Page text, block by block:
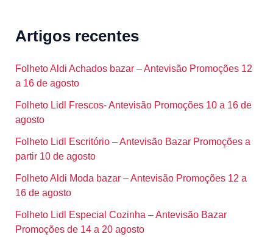
Artigos recentes
Folheto Aldi Achados bazar – Antevisão Promoções 12
a 16 de agosto
Folheto Lidl Frescos- Antevisão Promoções 10 a 16 de
agosto
Folheto Lidl Escritório – Antevisão Bazar Promoções a
partir 10 de agosto
Folheto Aldi Moda bazar – Antevisão Promoções 12 a
16 de agosto
Folheto Lidl Especial Cozinha – Antevisão Bazar
Promoções de 14 a 20 agosto